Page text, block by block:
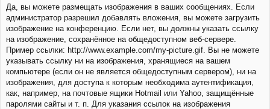
Да, вы можете размещать изображения в ваших сообщениях. Если
администратор разрешил добавлять вложения, вы можете загрузить
изображение на конференцию. Если нет, вы должны указать ссылку
на изображение, сохранённое на общедоступном веб-сервере.
Пример ссылки: http://www.example.com/my-picture.gif. Вы не можете
указывать ссылку ни на изображения, хранящиеся на вашем
компьютере (если он не является общедоступным сервером), ни на
изображения, для доступа к которым необходима аутентификация,
как, например, на почтовые ящики Hotmail или Yahoo, защищённые
паролями сайты и т. п. Для указания ссылок на изображения